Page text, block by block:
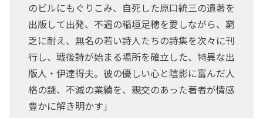
のビルにもぐりこみ、自死した原口統三の遺著を
出版して出発、不遇の稲垣足穂を愛しながら、窮
乏に耐え、無名の若い詩人たちの詩集を次々に刊
行し、戦後詩が始まる場所を確立した、特異な出
版人・伊達得夫。彼の優しい心と陰影に富んだ人
格の謎、不滅の業績を、親交のあった著者が情感
豊かに解き明かす」